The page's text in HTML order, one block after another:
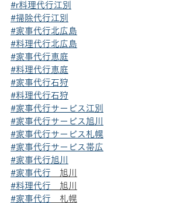
#r料理代行江別
#掃除代行江別
#家事代行北広島
#料理代行北広島
#家事代行恵庭
#料理代行恵庭
#家事代行石狩
#料理代行石狩
#家事代行サービス江別
#家事代行サービス旭川
#家事代行サービス札幌
#家事代行サービス帯広
#家事代行旭川
#家事代行 旭川
#料理代行 旭川
#家事代行 札幌